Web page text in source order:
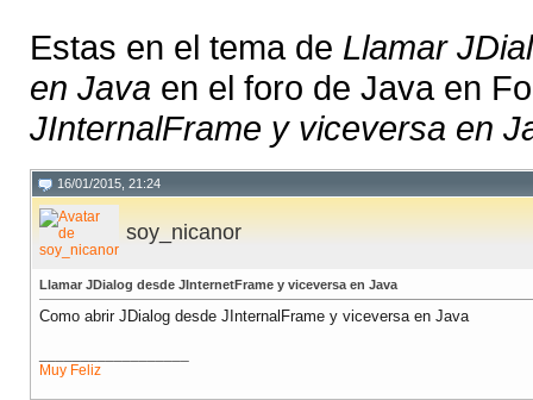
Estas en el tema de Llamar
en Java en el foro de Java en
JInternalFrame y viceversa en
16/01/2015, 21:24
soy_nicanor
Llamar JDialog desde JInternetFrame y viceversa en Java
Como abrir JDialog desde JInternalFrame y viceversa en Java
Muy Feliz